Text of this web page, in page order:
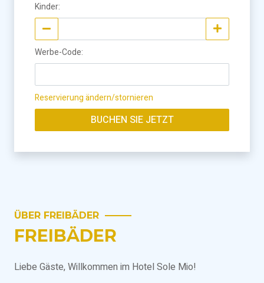
Kinder:
Werbe-Code:
Reservierung ändern/stornieren
BUCHEN SIE JETZT
ÜBER FREIBÄDER
FREIBÄDER
Liebe Gäste, Willkommen im Hotel Sole Mio!